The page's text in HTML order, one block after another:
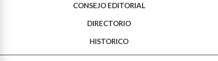
CONSEJO EDITORIAL
DIRECTORIO
HISTORICO